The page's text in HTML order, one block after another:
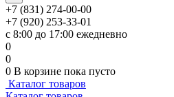
+7 (831) 274-00-00
+7 (920) 253-33-01
с 8:00 до 17:00 ежедневно
0
0
0 В корзине пока пусто
Каталог товаров